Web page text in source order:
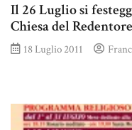
Il 26 Luglio si
Chiesa del
18 Luglio 2011